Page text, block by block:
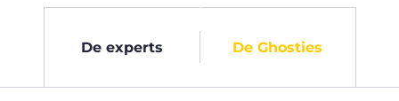
De experts De Ghosties